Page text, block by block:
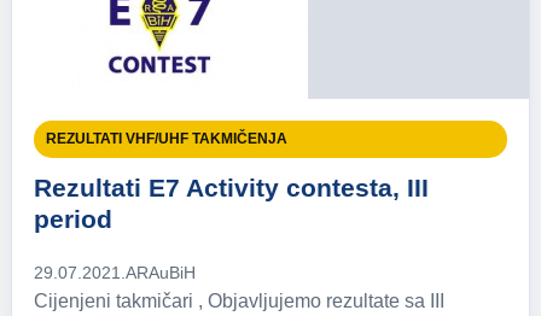
REZULTATI VHF/UHF TAKMIČENJA
Rezultati E7 Activity contesta, III
period
29.07.2021.ARAuBiH
Cijenjeni takmičari , Objavljujemo rezultate sa III